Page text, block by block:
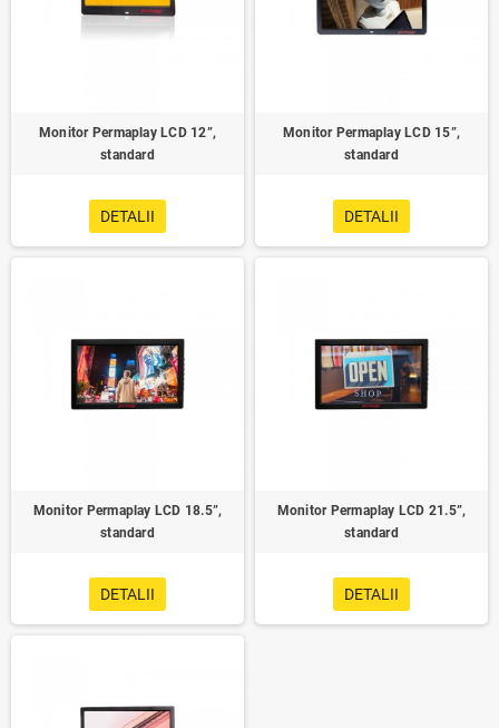
Monitor Permaplay LCD 12”,
standard
DETALII
Monitor Permaplay LCD 15”,
standard
DETALII
Monitor Permaplay LCD 18.5”,
standard
DETALII
Monitor Permaplay LCD 21.5”,
standard
DETALII